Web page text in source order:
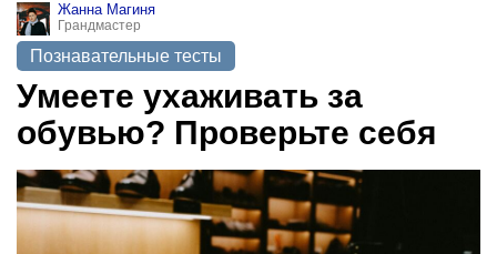
Жанна Магиня
Грандмастер
Познавательные тесты
Умеете ухаживать за
обувью? Проверьте себя